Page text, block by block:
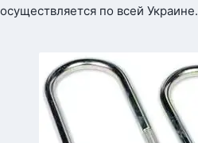
осуществляется по всей Украине.